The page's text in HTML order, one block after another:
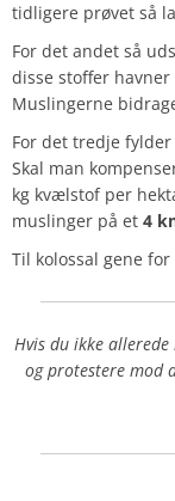
tidligere prøvet så
For det andet så
disse stoffer
Muslingerne
For det tredje
Skal man
kg kvælstof per
muslinger på et 4
Til kolossal gene
Hvis du ikke
og protestere mod